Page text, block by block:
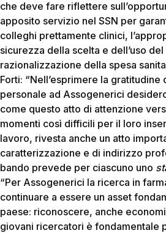
che deve fare riflettere
apposito servizio nel SSN per
colleghi prettamente clinici,
sicurezza della scelta e dell’uso
razionalizzazione della spesa
Forti: “Nell’esprimere la gratitudine
personale ad Assogenerici
come questo atto di attenzione
momenti così difficili per il loro
lavoro, rivesta anche un atto
caratterizzazione e di indirizzo
bando prevede per ciascuno uno
“Per Assogenerici la ricerca in
continuare a essere un asset
paese: riconoscere, anche
giovani ricercatori è fondamentale